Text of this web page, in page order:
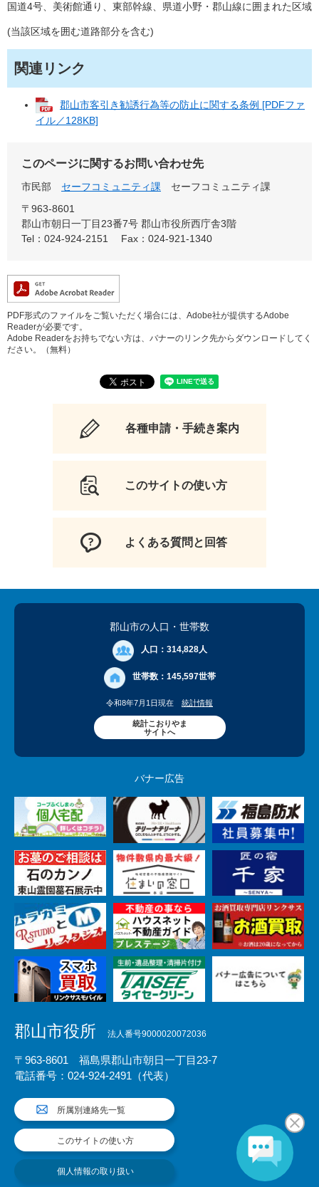
国道4号、美術館通り、東部幹線、県道小野・郡山線に囲まれた区域
(当該区域を囲む道路部分を含む)
関連リンク
郡山市客引き勧誘行為等の防止に関する条例 [PDFファ
イル／128KB]
このページに関するお問い合わせ先
市民部 セーフコミュニティ課
セーフコミュニティ課
〒963-8601
郡山市朝日一丁目23番7号 郡山市役所西庁舎3階
Tel：024-924-2151
Fax：024-921-1340
PDF形式のファイルをご覧いただく場合には、Adobe社が提供するAdobe
Readerが必要です。
Adobe Readerをお持ちでない方は、バナーのリンク先からダウンロードしてく
ださい。（無料）
各種申請・手続き案内
このサイトの使い方
よくある質問と回答
郡山市の人口 ・世帯数
人口： 314,828人
世帯数： 145,597世帯
令和8年7月1日現在 統計情報
統計こおりやま
サイトへ
バナー広告
郡山市役所 法人番号9000020072036
〒963-8601 福島県郡山市朝日一丁目23-7
電話番号：024-924-2491（代表）
所属別連絡先一覧
このサイトの使い方
個人情報の取り扱い